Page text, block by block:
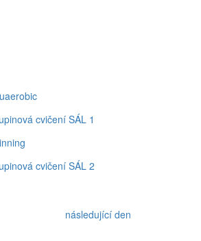
cvičení SÁL 1
cvičení SÁL 2
následující den